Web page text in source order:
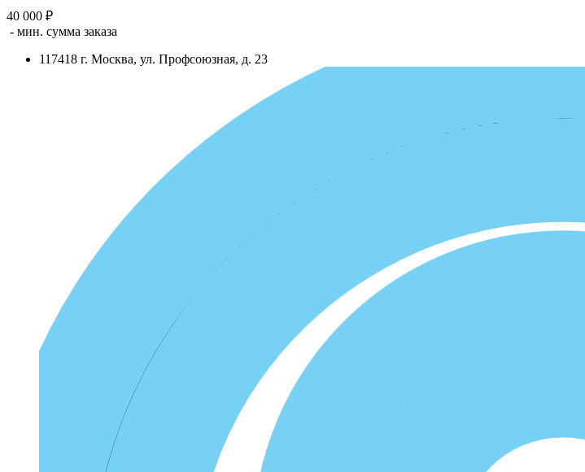
40 000 ₽
- мин. сумма заказа
117418 г. Москва, ул. Профсоюзная, д. 23